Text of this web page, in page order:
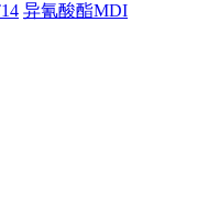
异氰酸酯MDI